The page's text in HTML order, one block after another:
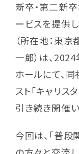
新卒・第二新
ービスを提供
（所在地：東
一郎）は、
ホールにて、
スト「キャリ
引き続き開催い
今回は、「普
キ
キ
採